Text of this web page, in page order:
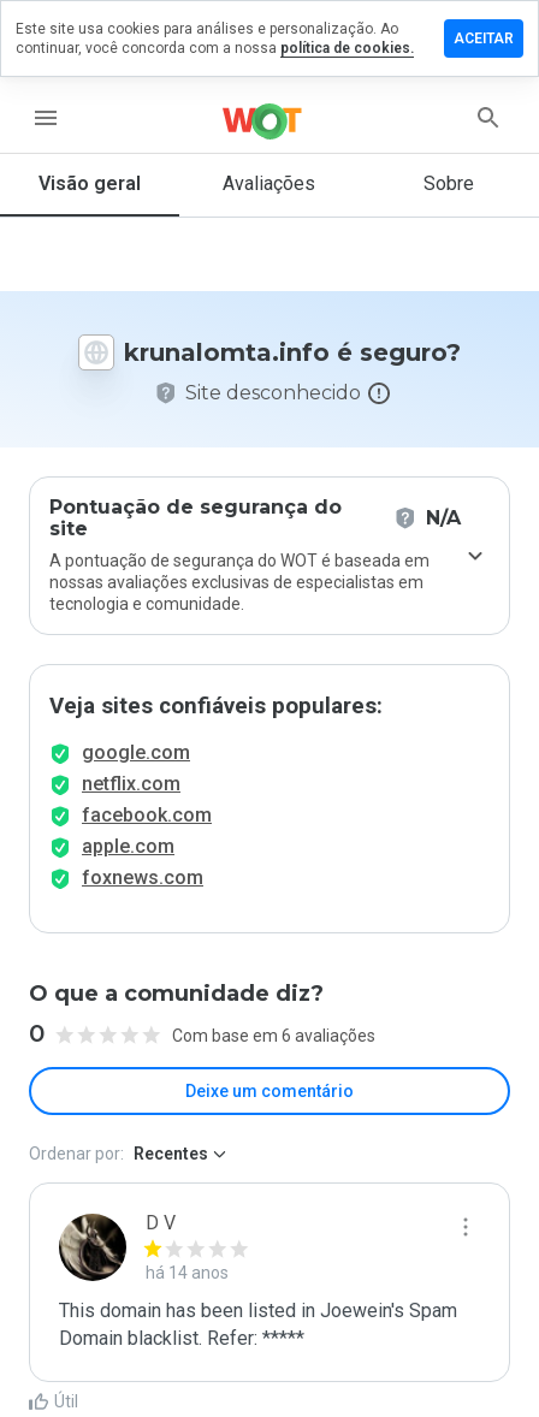
menu
Visão geral Avaliações Sobre
krunalomta.info é seguro?
Site desconhecido
Pontuação de segurança do
site
N/A
A pontuação de segurança do WOT é baseada em
nossas avaliações exclusivas de especialistas em
tecnologia e comunidade.
Veja sites confiáveis populares:
google.com
netflix.com
facebook.com
apple.com
foxnews.com
O que a comunidade diz?
0 Com base em 6 avaliações
Deixe um comentário
um
em
De 1
nota
Ordenar por: Recentes
D V
há 14 anos
This domain has been listed in Joewein's Spam
Domain blacklist. Refer: *****
Útil
Este site usa cookies para análises e personalização. Ao
continuar, você concorda com a nossa política de cookies.
ACEITAR